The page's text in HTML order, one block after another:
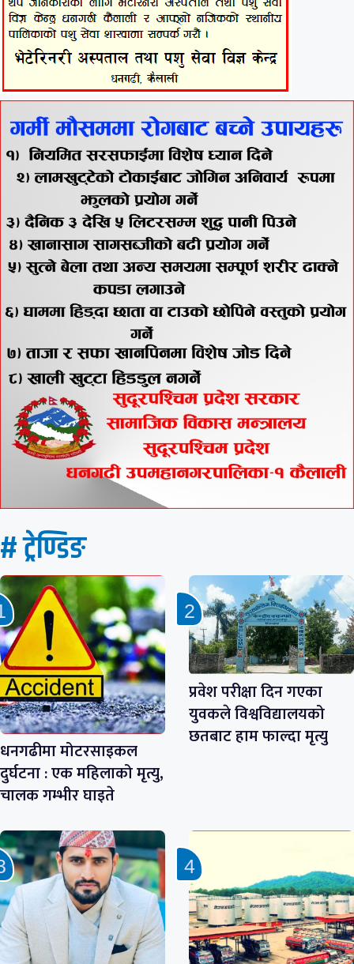
# ट्रेण्डिङ
धनगढीमा मोटरसाइकल
दुर्घटना : एक महिलाको मृत्यु,
चालक गम्भीर घाइते
प्रवेश परीक्षा दिन गएका
युवकले विश्वविद्यालयको
छतबाट हाम फाल्दा मृत्यु